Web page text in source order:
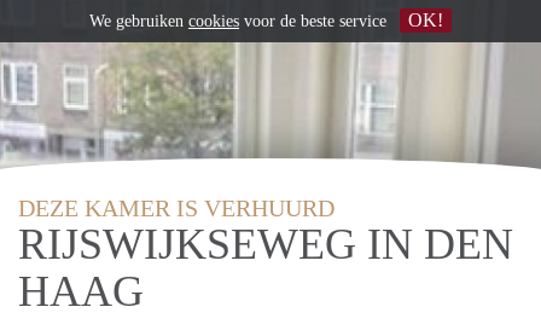
DEZE KAMER IS VERHUURD
RIJSWIJKSEWEG IN DEN
HAAG
We gebruiken cookies voor de beste service OK!